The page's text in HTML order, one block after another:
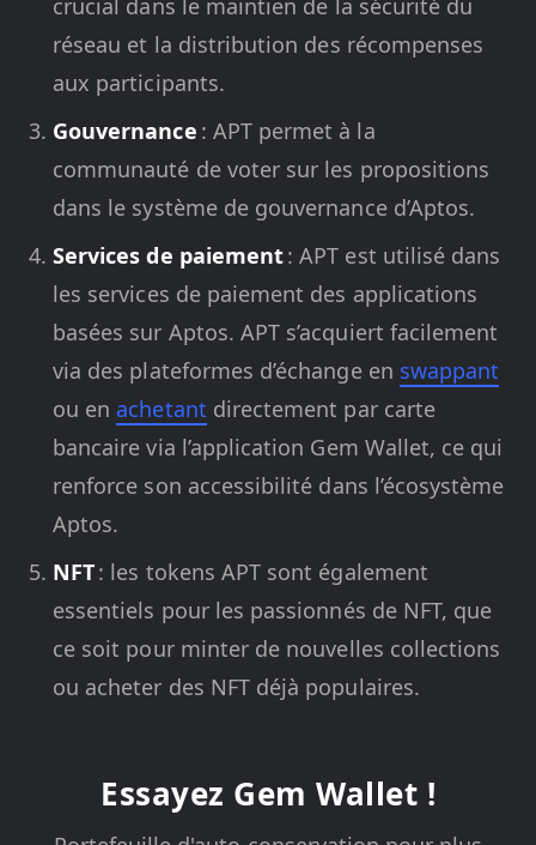
crucial dans le maintien de la sécurité du
réseau et la distribution des récompenses
aux participants.
Gouvernance : APT permet à la
communauté de voter sur les propositions
dans le système de gouvernance d’Aptos.
Services de paiement: APT est utilisé dans
les services de paiement des applications
basées sur Aptos. APT s’acquiert facilement
via des plateformes d’échange en swappant
ou en achetant directement par carte
bancaire via l’application Gem Wallet, ce qui
renforce son accessibilité dans l’écosystème
Aptos.
NFT: les tokens APT sont également
essentiels pour les passionnés de NFT, que
ce soit pour minter de nouvelles collections
ou acheter des NFT déjà populaires.
Essayez Gem Wallet !